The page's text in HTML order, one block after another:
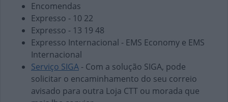
Encomendas
Expresso - 10 22
Expresso - 13 19 48
Expresso Internacional - EMS Economy e EMS
Internacional
Serviço SIGA - Com a solução SIGA, pode
solicitar o encaminhamento do seu correio
avisado para outra Loja CTT ou morada que